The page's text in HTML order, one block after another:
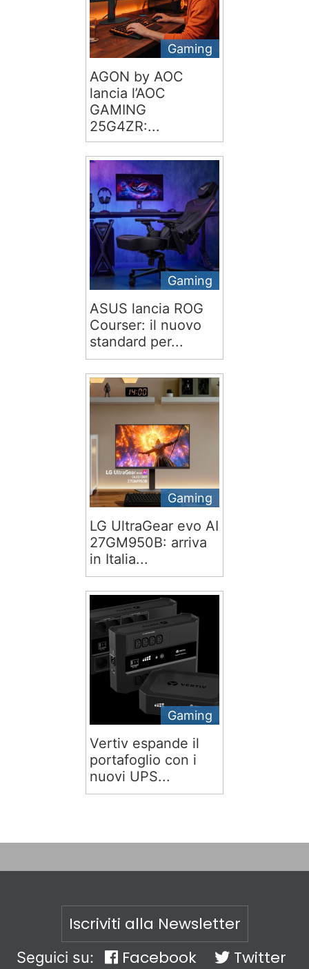
Gaming
AGON by AOC
lancia l’AOC
GAMING
25G4ZR:...
Gaming
ASUS lancia ROG
Courser: il nuovo
standard per...
Gaming
LG UltraGear evo AI
27GM950B: arriva
in Italia...
Gaming
Vertiv espande il
portafoglio con i
nuovi UPS...
Iscriviti alla Newsletter
Seguici su: Facebook
Twitter